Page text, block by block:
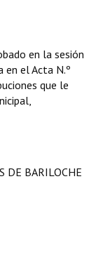
en la sesión
en el Acta N.º
que le
DE BARILOCHE